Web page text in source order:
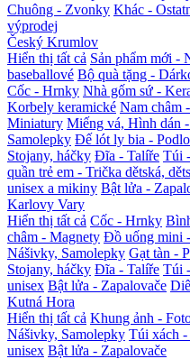
Chuông - Zvonky Khác -
výprodej
Český Krumlov
Hiển thị tất cả Sản phẩm mới
baseballové Bộ quà tặng -
Cốc - Hrnky Nhà gốm sứ -
Korbely keramické Nam châm
Miniatury Miếng vá, Hình dán
Samolepky Đế lót ly bia -
Stojany, háčky Đĩa - Talíře Túi
quần trẻ em - Trička dětská,
unisex a mikiny Bật lửa -
Karlovy Vary
Hiển thị tất cả Cốc - Hrnky
châm - Magnety Đồ uống mini
Nášivky, Samolepky Gạt tàn -
Stojany, háčky Đĩa - Talíře Túi
unisex Bật lửa - Zapalovače
Kutná Hora
Hiển thị tất cả Khung ảnh -
Nášivky, Samolepky Túi xách -
unisex Bật lửa - Zapalovače